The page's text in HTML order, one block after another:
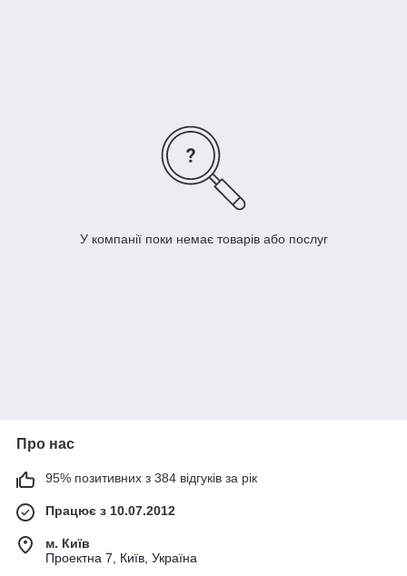
У компанії поки немає товарів або послуг
Про нас
95% позитивних з 384 відгуків за рік
Працює з 10.07.2012
м. Київ
Проектна 7, Київ, Україна